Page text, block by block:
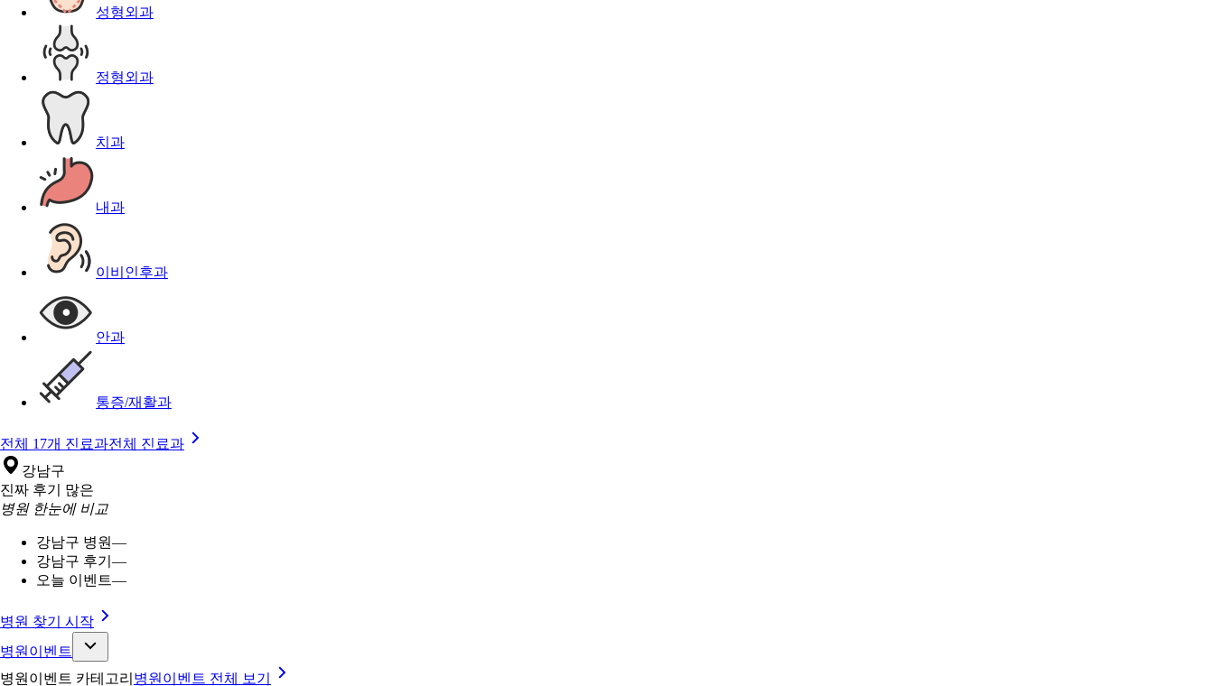
성형외과
정형외과
치과
내과
이비인후과
안과
통증/재활과
전체 17개 진료과전체 진료과
강남구
진짜 후기 많은
병원 한눈에 비교
강남구 병원—
강남구 후기 —
오늘 이벤트—
병원 찾기 시작
병원이벤트
병원이벤트 카테고리 병원이벤트 전체 보기